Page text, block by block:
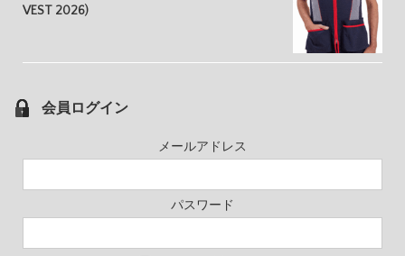
VEST 2026)
会員ログイン
メールアドレス
パスワード